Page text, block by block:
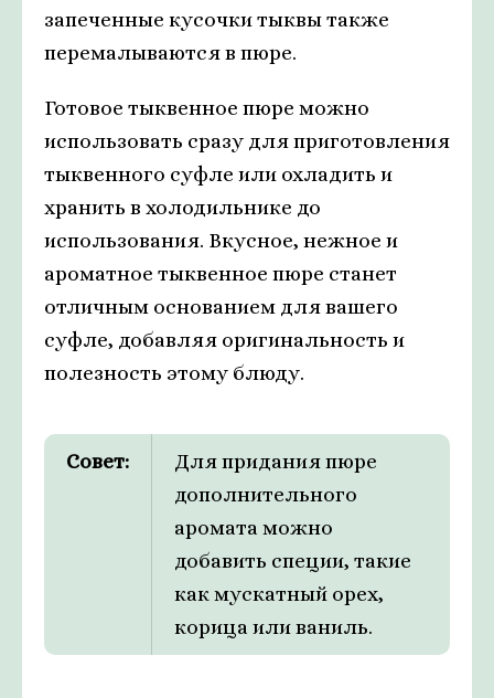
запеченные кусочки тыквы также
перемалываются в пюре.
Готовое тыквенное пюре можно
использовать сразу для приготовления
тыквенного суфле или охладить и
хранить в холодильнике до
использования. Вкусное, нежное и
ароматное тыквенное пюре станет
отличным основанием для вашего
суфле, добавляя оригинальность и
полезность этому блюду.
Совет:
Для придания пюре
дополнительного
аромата можно
добавить специи, такие
как мускатный орех,
корица или ваниль.